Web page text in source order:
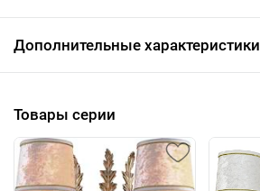
Дополнительные характеристики
Товары серии